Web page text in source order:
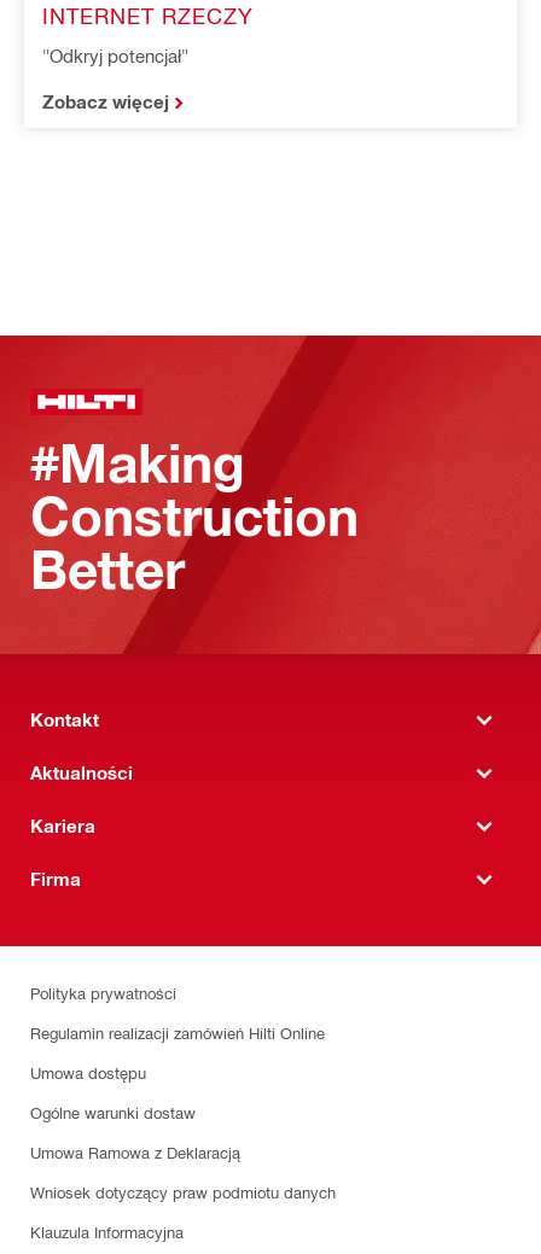
INTERNET RZECZY
"Odkryj potencjał"
Zobacz więcej
#Making
Construction
Better
Kontakt
Aktualności
Kariera
Firma
Polityka prywatności
Regulamin realizacji zamówień Hilti Online
Umowa dostępu
Ogólne warunki dostaw
Umowa Ramowa z Deklaracją
Wniosek dotyczący praw podmiotu danych
Klauzula Informacyjna